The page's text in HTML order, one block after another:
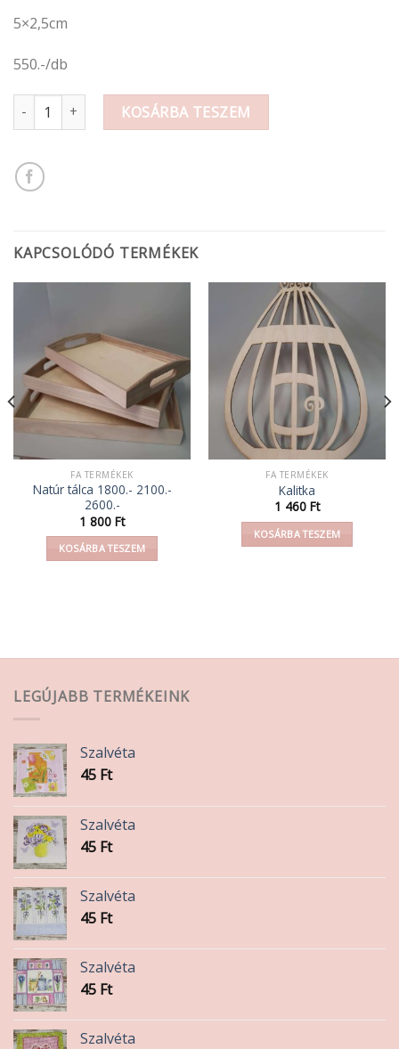
5×2,5cm
550.-/db
Fa kulcstartó 5cm / A legjobb... mennyiség
KOSÁRBA TESZEM
KAPCSOLÓDÓ TERMÉKEK
FA TERMÉKEK
Natúr tálca 1800.- 2100.-
2600.-
1 800 Ft
KOSÁRBA TESZEM
FA TERMÉKEK
Kalitka
1 460 Ft
KOSÁRBA TESZEM
LEGÚJABB TERMÉKEINK
Szalvéta
45 Ft
Szalvéta
45 Ft
Szalvéta
45 Ft
Szalvéta
45 Ft
Szalvéta